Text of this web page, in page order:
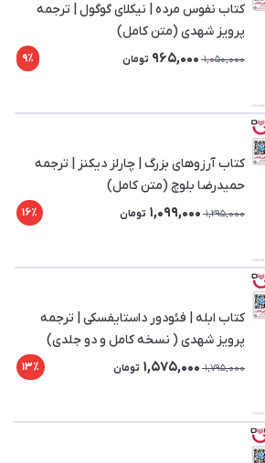
کتاب نفوس مرده | نیکلای گوگول | ترجمه
پرویز شهدی (متن کامل)
1,050,000
965,000 تومان 9٪
کتاب آرزوهای بزرگ | چارلز دیکنز | ترجمه
حمیدرضا بلوچ (متن کامل)
1,295,000
1,099,000 تومان 16٪
کتاب ابله | فئودور داستایفسکی | ترجمه
پرویز شهدی ( نسخه کامل و دو جلدی)
1,795,000
1,575,000 تومان 13٪